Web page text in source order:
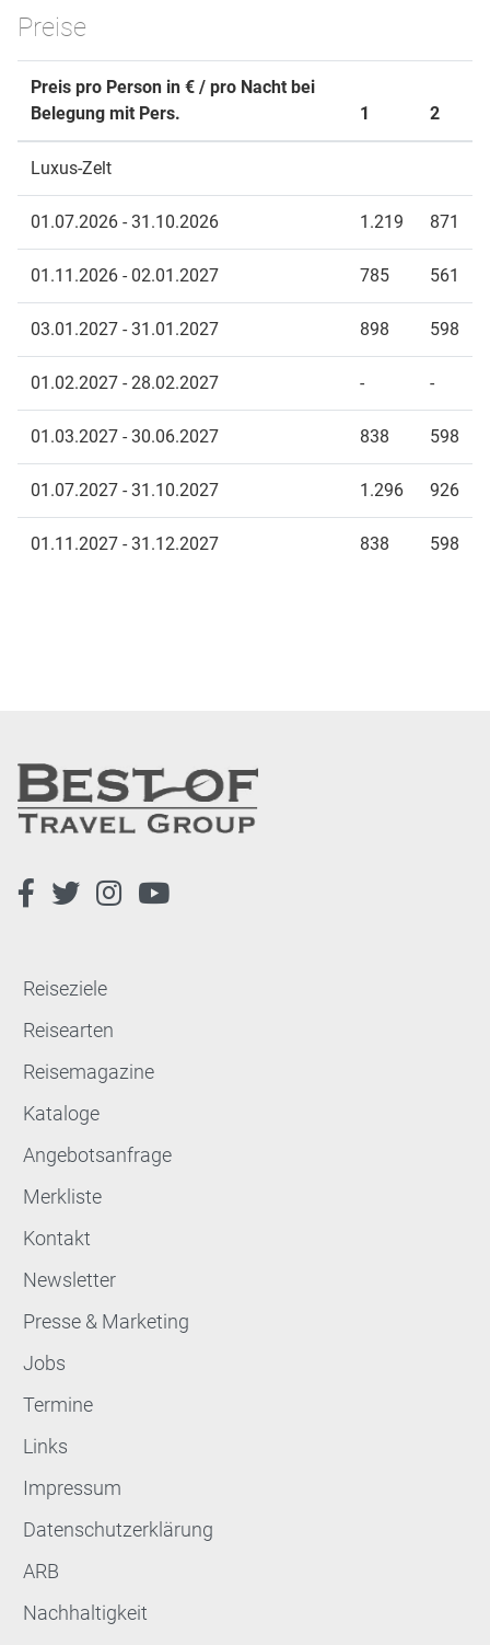
Preise
Preis pro Person in € / pro Nacht bei
Belegung mit Pers.
1 2
Luxus-Zelt
01.07.2026 - 31.10.2026 1.219 871
01.11.2026 - 02.01.2027 785 561
03.01.2027 - 31.01.2027 898 598
01.02.2027 - 28.02.2027 - -
01.03.2027 - 30.06.2027 838 598
01.07.2027 - 31.10.2027 1.296 926
01.11.2027 - 31.12.2027 838 598
Reiseziele
Reisearten
Reisemagazine
Kataloge
Angebotsanfrage
Merkliste
Kontakt
Newsletter
Presse & Marketing
Jobs
Termine
Links
Impressum
Datenschutzerklärung
ARB
Nachhaltigkeit